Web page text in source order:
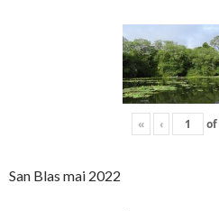
« ‹ of
San Blas mai 2022